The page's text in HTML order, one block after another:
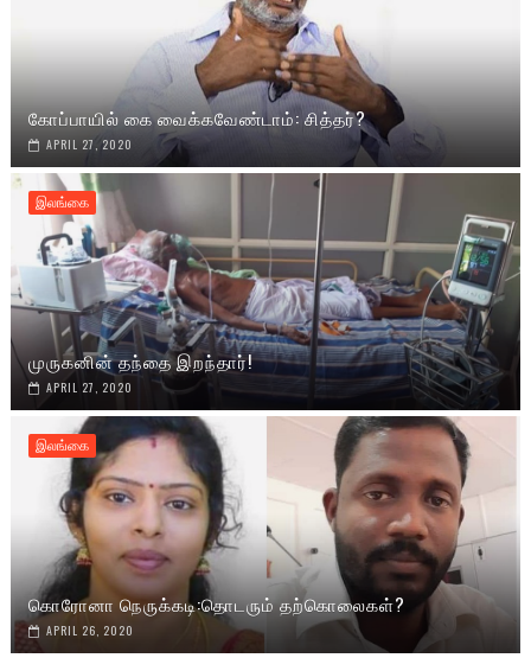
கோப்பாயில் கை வைக்கவேண்டாம்: சித்தர்?
APRIL 27, 2020
இலங்கை
முருகனின் தந்தை இறந்தார்!
APRIL 27, 2020
இலங்கை
கொரோனா நெருக்கடி:தொடரும் தற்கொலைகள்?
APRIL 26, 2020